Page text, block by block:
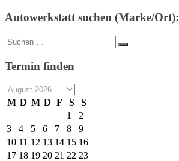
Autowerkstatt suchen (Marke/Ort):
Suche
nach:
Suchen
Termin finden
M D M D F S
S
1
2
3
4 5 6 7 8
9
10 11 12 13 14 15 16
17 18 19 20 21 22 23